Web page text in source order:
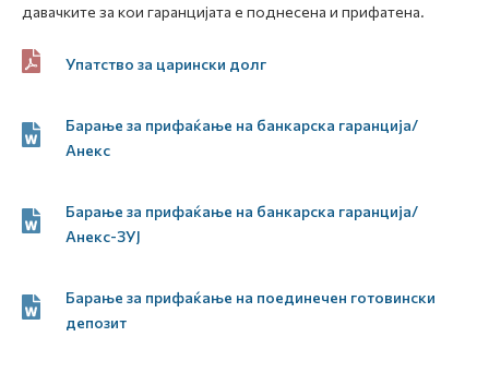
давачките за кои гаранцијата е поднесена и прифатена.
Упатство за царински долг
Барање за прифаќање на банкарска гаранција/
Анекс
Барање за прифаќање на банкарска гаранција/
Анекс-ЗУЈ
Барање за прифаќање на поединечен готовински
депозит